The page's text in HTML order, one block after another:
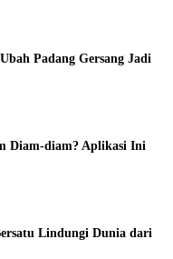
Padang Gersang Jadi
Diam-diam? Aplikasi Ini
Lindungi Dunia dari